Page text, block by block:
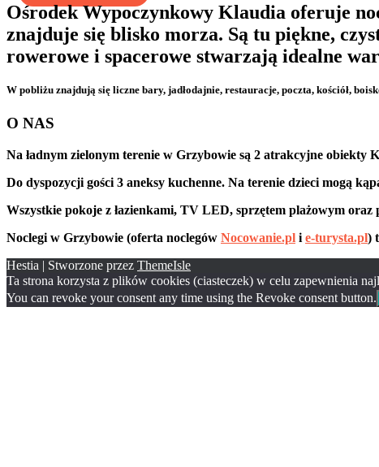
Ośrodek Wypoczynkowy Klaudia oferuje
znajduje się blisko morza. Są tu piękne,
rowerowe i spacerowe stwarzają idealne
W pobliżu znajdują się liczne bary, jadłodajnie, restauracje, poczta, kościół,
O NAS
Na ładnym zielonym terenie w Grzybowie są 2 atrakcyjne obiekty
Do dyspozycji gości 3 aneksy kuchenne. Na terenie dzieci mogą
Wszystkie pokoje z łazienkami, TV LED, sprzętem plażowym
Noclegi w Grzybowie (oferta noclegów Nocowanie.pl i e-turysta.pl)
Hestia | Stworzone przez ThemeIsle
Ta strona korzysta z plików cookies (ciasteczek) w celu zapewnienia
You can revoke your consent any time using the Revoke consent button.